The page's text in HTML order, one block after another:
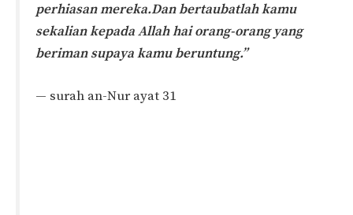
perhiasan mereka.Dan bertaubatlah kamu
sekalian kepada Allah hai orang-orang yang
beriman supaya kamu beruntung.”
— surah an-Nur ayat 31